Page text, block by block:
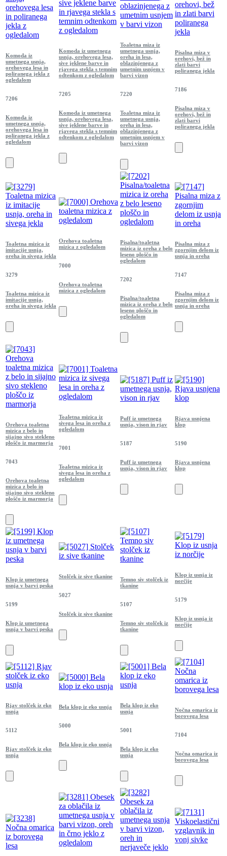
Komoda iz
umetnega usnja,
orehovega lesa in
poliranega jekla z
ogledalom
7206
Komoda iz
umetnega usnja,
orehovega lesa in
poliranega jekla z
ogledalom
Komoda iz umetnega
usnja, orehovega lesa,
sive jeklene barve in
rjavega stekla s temnim
odtenkom z ogledalom
7205
Komoda iz umetnega
usnja, orehovega lesa,
sive jeklene barve in
rjavega stekla s temnim
odtenkom z ogledalom
Toaletna miza iz
umetnega usnja,
oreha in lesa,
oblazinjenega z
umetnim usnjem v
barvi vizon
7220
Toaletna miza iz
umetnega usnja,
oreha in lesa,
oblazinjenega z
umetnim usnjem v
barvi vizon
Pisalna miza v
orehovi, bež in
zlati barvi
poliranega jekla
7186
Pisalna miza v
orehovi, bež in
zlati barvi
poliranega jekla
Toaletna mizica iz
imitacije usnja,
oreha in sivega jekla
3279
Toaletna mizica iz
imitacije usnja,
oreha in sivega jekla
Orehova toaletna
mizica z ogledalom
7000
Orehova toaletna
mizica z ogledalom
Pisalna/toaletna
mizica iz oreha z belo
leseno ploščo in
ogledalom
7202
Pisalna/toaletna
mizica iz oreha z belo
leseno ploščo in
ogledalom
Pisalna miza z
zgornjim delom iz
usnja in oreha
7147
Pisalna miza z
zgornjim delom iz
usnja in oreha
Orehova toaletna
mizica z belo in
sijajno sivo stekleno
ploščo iz marmorja
7043
Orehova toaletna
mizica z belo in
sijajno sivo stekleno
ploščo iz marmorja
Toaletna mizica iz
sivega lesa in oreha z
ogledalom
7001
Toaletna mizica iz
sivega lesa in oreha z
ogledalom
Puff iz umetnega
usnja, vison in rjav
5187
Puff iz umetnega
usnja, vison in rjav
Rjava usnjena
klop
5190
Rjava usnjena
klop
Klop iz umetnega
usnja v barvi peska
5199
Klop iz umetnega
usnja v barvi peska
Stolček iz sive tkanine
5027
Stolček iz sive tkanine
Temno siv stolček iz
tkanine
5107
Temno siv stolček iz
tkanine
Klop iz usnja iz
norčije
5179
Klop iz usnja iz
norčije
Rjav stolček iz eko
usnja
5112
Rjav stolček iz eko
usnja
Bela klop iz eko usnja
5000
Bela klop iz eko usnja
Bela klop iz eko
usnja
5001
Bela klop iz eko
usnja
Nočna omarica iz
borovega lesa
7104
Nočna omarica iz
borovega lesa